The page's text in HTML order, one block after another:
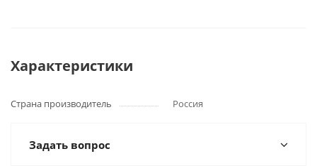
Характеристики
Страна производитель Россия
Задать вопрос